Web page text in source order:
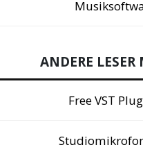
ANDERE LESER
Free VST